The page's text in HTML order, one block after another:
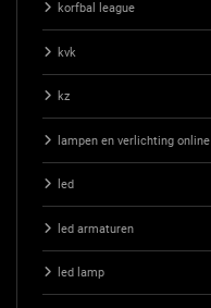
korfbal league
kvk
kz
lampen en verlichting online
led
led armaturen
led lamp